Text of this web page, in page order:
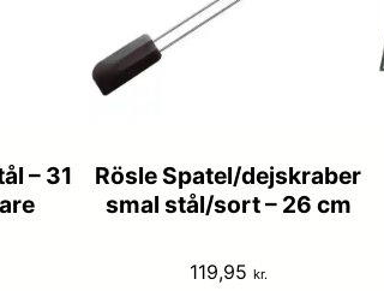
– 31
Rösle Spatel/dejskraber
smal stål/sort – 26 cm
119,95 kr.